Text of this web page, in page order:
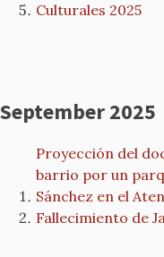
Culturales 2025
September 2025
Proyección del
barrio por un
Sánchez en el
Fallecimiento de